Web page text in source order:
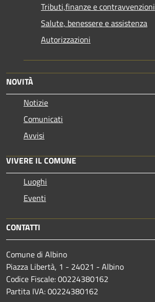
Tributi,finanze e contravvenzioni
Salute, benessere e assistenza
Autorizzazioni
NOVITÀ
Notizie
Comunicati
Avvisi
VIVERE IL COMUNE
Luoghi
Eventi
CONTATTI
Comune di Albino
Piazza Libertà, 1 - 24021 - Albino
Codice Fiscale: 00224380162
Partita IVA: 00224380162